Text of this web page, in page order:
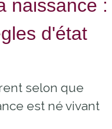
naissance :
d'état
selon que
est né vivant